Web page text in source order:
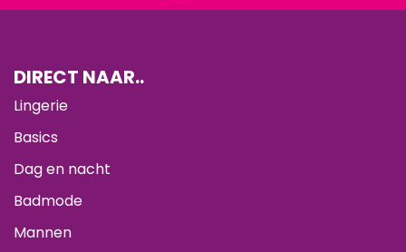
DIRECT NAAR..
Lingerie
Basics
Dag en nacht
Badmode
Mannen